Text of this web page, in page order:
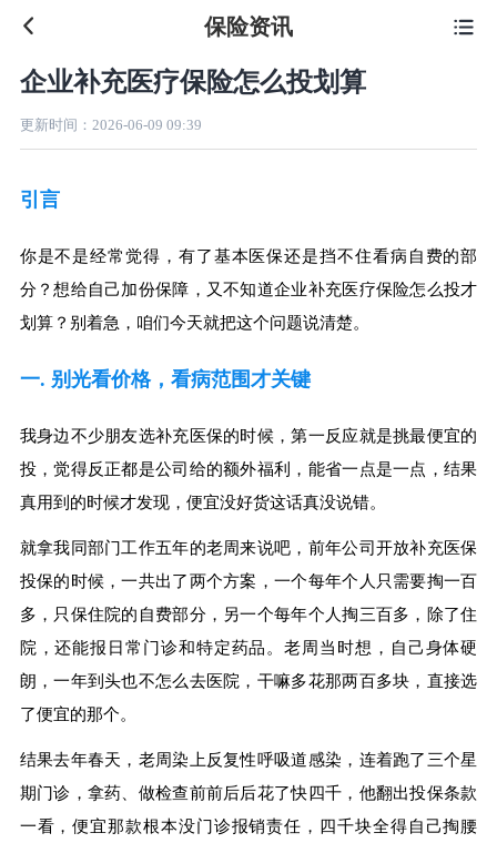
 保险资讯
企业补充医疗保险怎么投划算
更新时间： 2026-06-09 09:39
引言
你是不是经常觉得，有了基本医保还是挡不住看病自费的部
分？想给自己加份保障，又不知道企业补充医疗保险怎么投才
划算？别着急，咱们今天就把这个问题说清楚。
一. 别光看价格，看病范围才关键
我身边不少朋友选补充医保的时候，第一反应就是挑最便宜的
投，觉得反正都是公司给的额外福利，能省一点是一点，结果
真用到的时候才发现，便宜没好货这话真没说错。
就拿我同部门工作五年的老周来说吧，前年公司开放补充医保
投保的时候，一共出了两个方案，一个每年个人只需要掏一百
多，只保住院的自费部分，另一个每年个人掏三百多，除了住
院，还能报日常门诊和特定药品。老周当时想，自己身体硬
朗，一年到头也不怎么去医院，干嘛多花那两百多块，直接选
了便宜的那个。
结果去年春天，老周染上反复性呼吸道感染，连着跑了三个星
期门诊，拿药、做检查前前后后花了快四千，他翻出投保条款
一看，便宜那款根本没门诊报销责任，四千块全得自己掏腰